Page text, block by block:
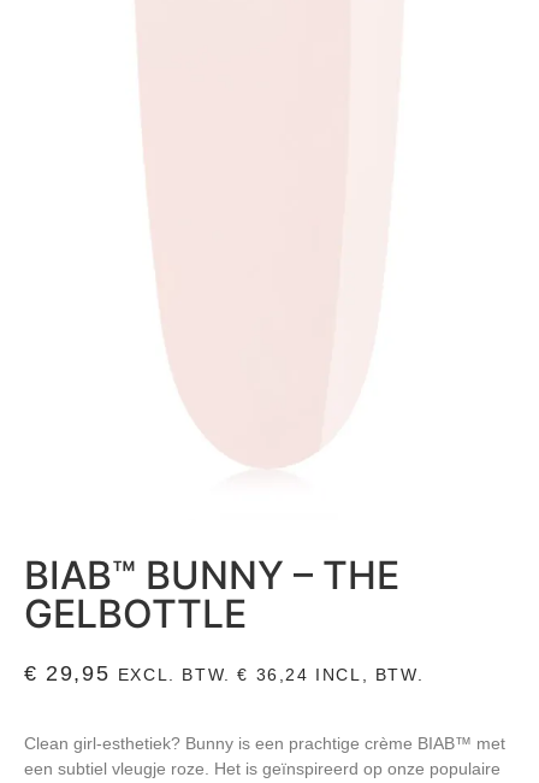
BIAB™ BUNNY – THE
GELBOTTLE
€ 29,95 EXCL. BTW.€ 36,24 INCL, BTW.
Clean girl-esthetiek? Bunny is een prachtige crème BIAB™ met
een subtiel vleugje roze. Het is geïnspireerd op onze populaire